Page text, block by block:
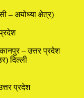
– अयोध्या क्षेत्र)
– उत्तर प्रदेश
दिल्ली
प्रदेश